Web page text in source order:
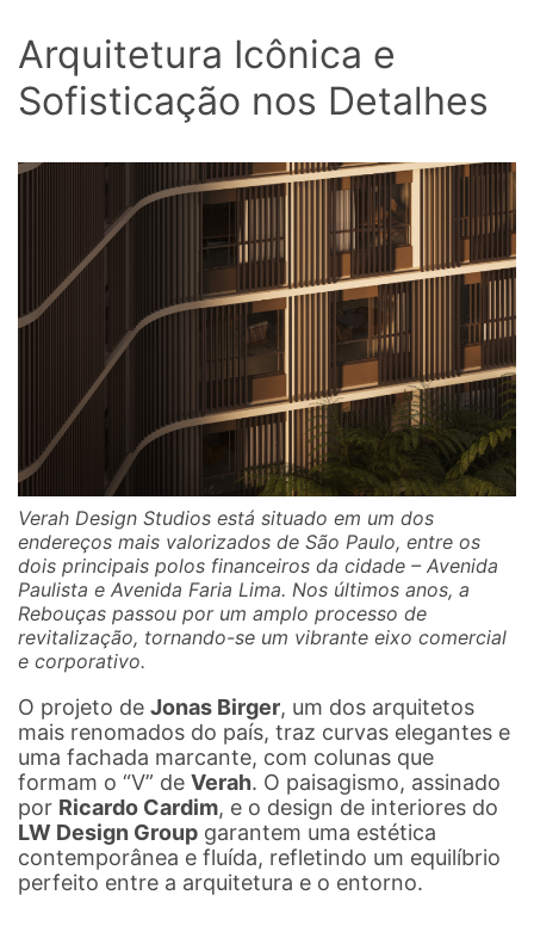
Arquitetura Icônica e
Sofisticação nos Detalhes
Verah Design Studios está situado em um dos
endereços mais valorizados de São Paulo, entre os
dois principais polos financeiros da cidade – Avenida
Paulista e Avenida Faria Lima. Nos últimos anos, a
Rebouças passou por um amplo processo de
revitalização, tornando-se um vibrante eixo comercial
e corporativo.
O projeto de Jonas Birger, um dos arquitetos
mais renomados do país, traz curvas elegantes e
uma fachada marcante, com colunas que
formam o “V” de Verah. O paisagismo, assinado
por Ricardo Cardim, e o design de interiores do
LW Design Group garantem uma estética
contemporânea e fluída, refletindo um equilíbrio
perfeito entre a arquitetura e o entorno.